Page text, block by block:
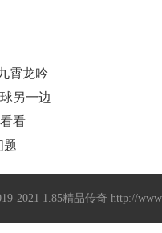
霄龙吟
另一边
看
题
2021 1.85精品传奇 http://